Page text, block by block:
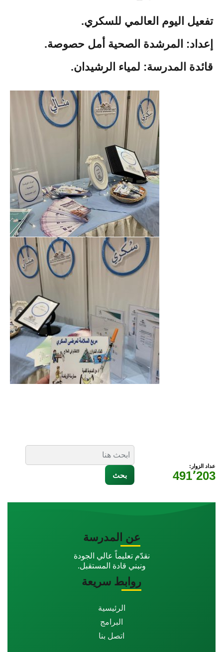
تفعيل اليوم العالمي للسكري.
إعداد: المرشدة الصحية أمل حصوصة.
قائدة المدرسة: لمياء الرشيدان.
عداد الزوار:
491٬203
عن المدرسة
نقدّم تعليماً عالي الجودة
ونبني قادة المستقبل.
روابط سريعة
الرئيسية
البرامج
اتصل بنا